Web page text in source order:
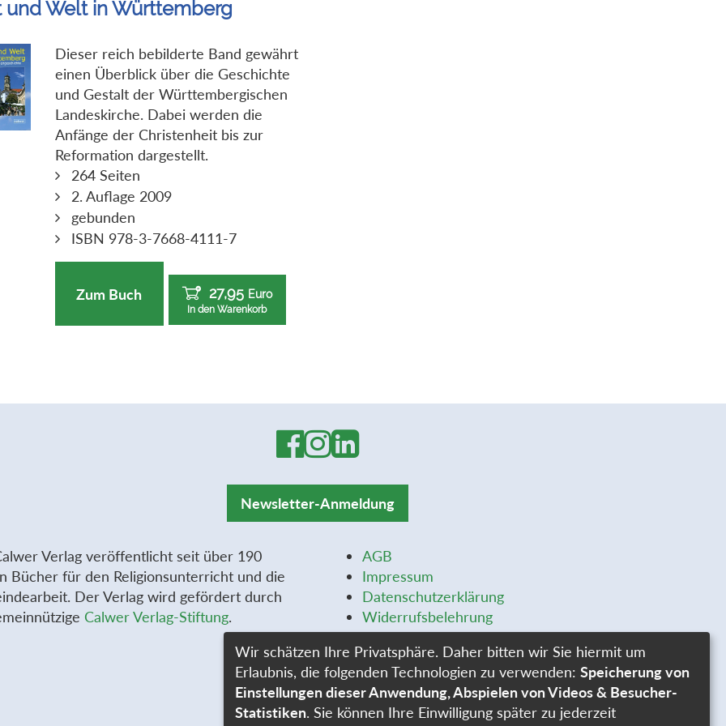
und Welt in Württemberg
Dieser reich bebilderte Band gewährt
einen Überblick über die Geschichte
und Gestalt der Württembergischen
Landeskirche. Dabei werden die
Anfänge der Christenheit bis zur
Reformation dargestellt.
264 Seiten
2. Auflage 2009
gebunden
ISBN 978-3-7668-4111-7
Zum Buch 27,95 Euro
In den Warenkorb
Newsletter-Anmeldung
Verlag veröffentlicht seit über 190
Bücher für den Religionsunterricht und die
Der Verlag wird gefördert durch
Calwer Verlag-Stiftung.
AGB
Impressum
Datenschutzerklärung
Widerrufsbelehrung
Widerrufsformular
Stellenangebote
Cookie-Einstellungen
Wir schätzen Ihre Privatsphäre. Daher bitten wir Sie hiermit um
Erlaubnis, die folgenden Technologien zu verwenden: Speicherung von
Einstellungen dieser Anwendung, Abspielen von Videos & Besucher-
Statistiken. Sie können Ihre Einwilligung später zu jederzeit